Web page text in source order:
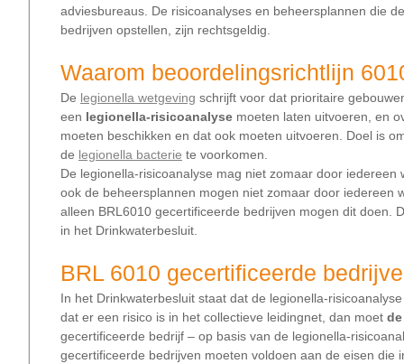
adviesbureaus. De risicoanalyses en beheersplannen die
bedrijven opstellen, zijn rechtsgeldig.
Waarom beoordelingsrichtlijn
De legionella wetgeving schrijft voor dat prioritaire
een legionella-risicoanalyse moeten laten uitvoeren, en
moeten beschikken en dat ook moeten uitvoeren. Doel is
de legionella bacterie te voorkomen.
De legionella-risicoanalyse mag niet zomaar door iedereen
ook de beheersplannen mogen niet zomaar door iedereen
alleen BRL6010 gecertificeerde bedrijven mogen dit doen.
in het Drinkwaterbesluit.
BRL 6010 gecertificeerde
In het Drinkwaterbesluit staat dat de legionella-
dat er een risico is in het collectieve leidingnet, dan moet
gecertificeerde bedrijf – op basis van de legionella-
gecertificeerde bedrijven moeten voldoen aan de eisen